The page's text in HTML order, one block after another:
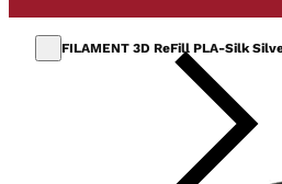
FILAMENT 3D ReFill PLA-Silk